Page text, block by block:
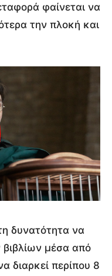
φαίνεται να
την πλοκή και
δυνατότητα να
βιβλίων μέσα από
διαρκεί περίπου 8